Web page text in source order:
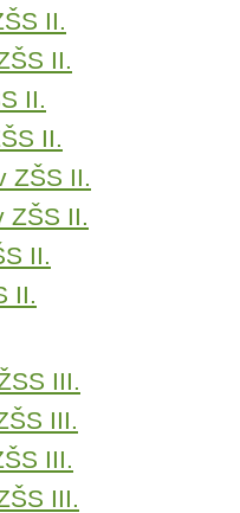
II.
II.
II.
II.
ZŠS II.
ZŠS II.
II.
II.
III.
III.
III.
III.